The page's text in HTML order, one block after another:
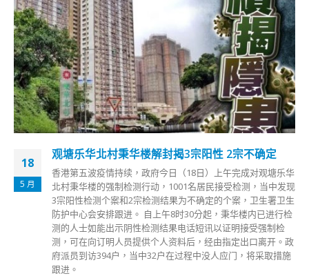
18
5 月
观塘乐华北村秉华楼解封揭3宗阳性 2宗不确定
香港第五波疫情持续，政府今日（18日）上午完成对观塘乐华
北村秉华楼的强制检测行动，1001名居民接受检测，当中发现
3宗阳性检测个案和2宗检测结果为不确定的个案，卫生署卫生
防护中心会安排跟进。 自上午8时30分起，秉华楼内已进行检
测的人士如能出示阴性检测结果电话短讯以证明接受强制检
测，可在向订明人员提供个人资料后，经由指定出口离开。政
府派员到访394户，当中32户在过程中没人应门，将采取措施
跟进。